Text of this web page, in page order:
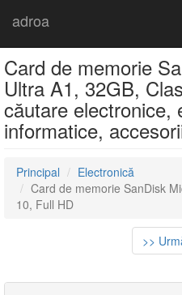
adroa
Card de memorie
Ultra A1, 32GB,
căutare electronice,
informatice,
Principal
Electronică
Card de memorie SanDisk
10, Full HD
>>